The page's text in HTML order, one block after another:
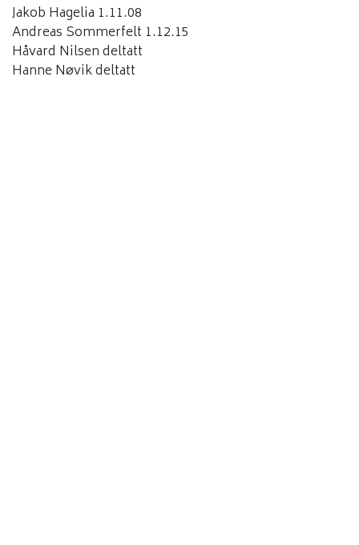
Jakob Hagelia 1.11.08
Andreas Sommerfelt 1.12.15
Håvard Nilsen deltatt
Hanne Nøvik deltatt